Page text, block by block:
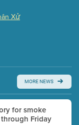
, 3 pgs )
with agenda
Xử
MORE NEWS
for smoke
Friday